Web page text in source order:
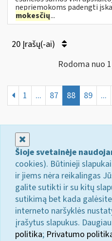
nepriemokoms padengti
mokesčių...
20 Įrašų(-ai)
Rodoma nuo
1 ... 87 88 89 ...
Šioje svetainėje
cookies). Būtinieji
ir jiems nėra reikalingas
galite sutikti ir su kitų
sutikimą bet kada
interneto naršyklės
įrašytus slapukus.
politika; Privatumo